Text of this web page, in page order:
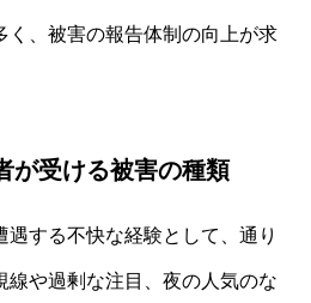
く、被害の報告体制の向上が求
が受ける被害の種類
する不快な経験として、通り
線や過剰な注目、夜の人気のな